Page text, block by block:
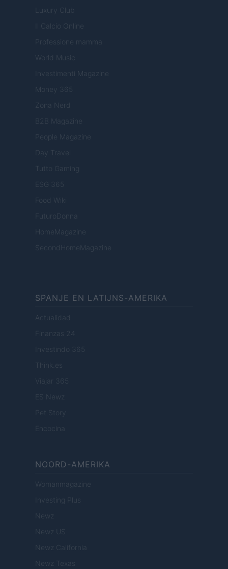
Luxury Club
Il Calcio Online
Professione mamma
World Music
Investimenti Magazine
Money 365
Zona Nerd
B2B Magazine
People Magazine
Day Travel
Tutto Gaming
ESG 365
Food Wiki
FuturoDonna
HomeMagazine
SecondHomeMagazine
SPANJE EN LATIJNS-AMERIKA
Actualidad
Finanzas 24
Investindo 365
Think.es
Viajar 365
ES Newz
Pet Story
Encocina
NOORD-AMERIKA
Womanmagazine
Investing Plus
Newz
Newz US
Newz California
Newz Texas